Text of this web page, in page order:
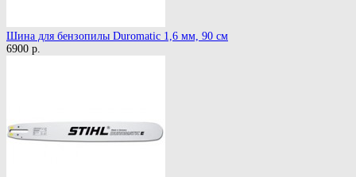
Шина для бензопилы Duromatic 1,6 мм, 90 см
6900 р.